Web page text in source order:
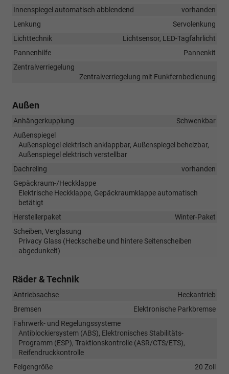
Innenspiegel automatisch abblendend
vorhanden
Lenkung
Servolenkung
Lichttechnik
Lichtsensor, LED-Tagfahrlicht
Pannenhilfe
Pannenkit
Zentralverriegelung
Zentralverriegelung mit Funkfernbedienung
Außen
Anhängerkupplung
Schwenkbar
Außenspiegel
Außenspiegel elektrisch anklappbar, Außenspiegel beheizbar,
Außenspiegel elektrisch verstellbar
Dachreling
vorhanden
Gepäckraum-/Heckklappe
Elektrische Heckklappe, Gepäckraumklappe automatisch
betätigt
Herstellerpaket
Winter-Paket
Scheiben, Verglasung
Privacy Glass (Heckscheibe und hintere Seitenscheiben
abgedunkelt)
Räder & Technik
Antriebsachse
Heckantrieb
Bremsen
Elektronische Parkbremse
Fahrwerk- und Regelungssysteme
Antiblockiersystem (ABS), Elektronisches Stabilitäts-
Programm (ESP), Traktionskontrolle (ASR/CTS/ETS),
Reifendruckkontrolle
Felgengröße
20 Zoll